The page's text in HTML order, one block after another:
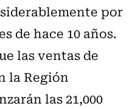
por
de hace 10 años.
las ventas de
la Región
las 21,000